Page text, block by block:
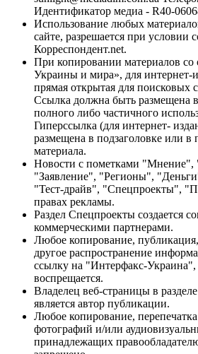
Идентификатор медиа - R40-
Использование любых
сайте, разрешается при условии
Корреспондент.net.
При копировании материалов
Украины и мира», для интернет-
прямая открытая для поисковых
Ссылка должна быть размещена
полного либо частичного
Гиперссылка (для интернет-
размещена в подзаголовке или в
материала.
Новости с пометками "Мнение",
"Заявление", "Регионы",
"Тест-драйв", "Спецпроекты",
правах рекламы.
Раздел Спецпроекты создается
коммерческими партнерами.
Любое копирование,
другое распространение
ссылку на "Интерфакс-Украина",
воспрещается.
Владелец веб-страницы в
является автор публикации.
Любое копирование,
фотографий и/или
принадлежащих